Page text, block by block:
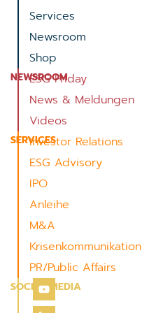
Services
Newsroom
Shop
NEWSROOM
ESG Friday
News & Meldungen
Videos
SERVICES
Investor Relations
ESG Advisory
IPO
Anleihe
M&A
Krisenkommunikation
PR/Public Affairs
SOCIAL MEDIA